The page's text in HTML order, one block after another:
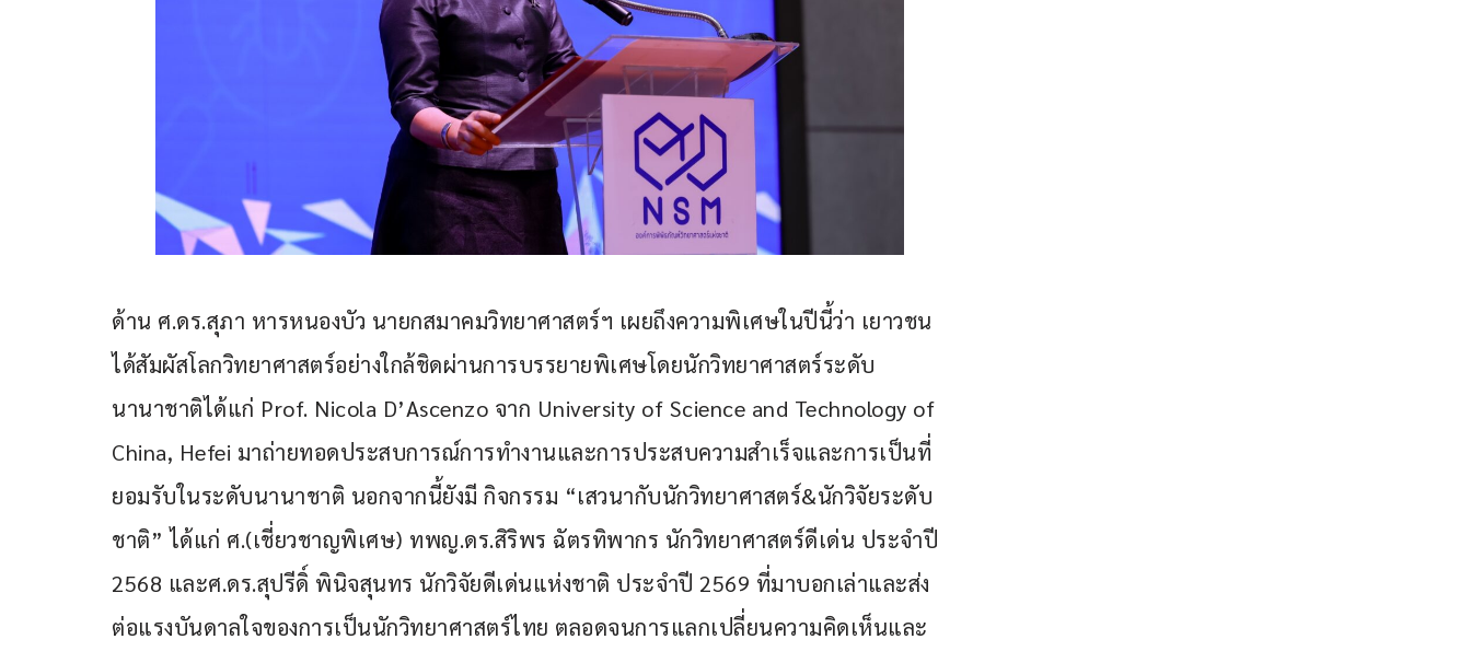
ด้าน ศ.ดร.สุภา หารหนองบัว นายกสมาคมวิทยาศาสตร์ฯ เผยถึงความพิเศษในปีนี้ว่า เยาวชน
ได้สัมผัสโลกวิทยาศาสตร์อย่างใกล้ชิดผ่านการบรรยายพิเศษโดยนักวิทยาศาสตร์ระดับ
นานาชาติได้แก่ Prof. Nicola D’Ascenzo จาก University of Science and Technology of
China, Hefei มาถ่ายทอดประสบการณ์การทำงานและการประสบความสำเร็จและการเป็นที่
ยอมรับในระดับนานาชาติ นอกจากนี้ยังมี กิจกรรม “เสวนากับนักวิทยาศาสตร์&นักวิจัยระดับ
ชาติ” ได้แก่ ศ.(เชี่ยวชาญพิเศษ) ทพญ.ดร.สิริพร ฉัตรทิพากร นักวิทยาศาสตร์ดีเด่น ประจำปี
2568 และศ.ดร.สุปรีดิ์ พินิจสุนทร นักวิจัยดีเด่นแห่งชาติ ประจำปี 2569 ที่มาบอกเล่าและส่ง
ต่อแรงบันดาลใจของการเป็นนักวิทยาศาสตร์ไทย ตลอดจนการแลกเปลี่ยนความคิดเห็นและ